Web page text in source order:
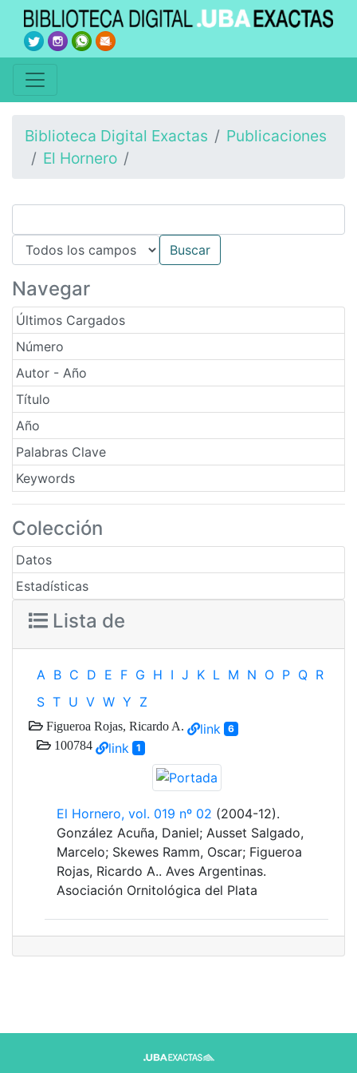
Biblioteca Digital Exactas
Publicaciones
El Hornero
Navegar
Últimos Cargados
Número
Autor - Año
Título
Año
Palabras Clave
Keywords
Colección
Datos
Estadísticas
Lista de
A B C D E F G H I J K L M N O P Q R
S T U V W Y Z
Figueroa Rojas, Ricardo A. link 6
100784 link 1
El Hornero, vol. 019 nº 02 (2004-12).
González Acuña, Daniel; Ausset Salgado,
Marcelo; Skewes Ramm, Oscar; Figueroa
Rojas, Ricardo A.. Aves Argentinas.
Asociación Ornitológica del Plata